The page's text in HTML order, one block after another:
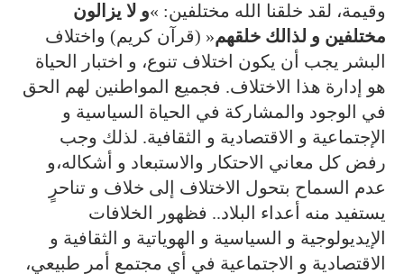
وقيمة، لقد خلقنا الله مختلفين: »و لا يزالون
مختلفين و لذالك خلقهم« (قرآن كريم) واختلاف
البشر يجب أن يكون اختلاف تنوع، و اختبار الحياة
هو إدارة هذا الاختلاف. فجميع المواطنين لهم الحق
في الوجود والمشاركة في الحياة السياسية و
الإجتماعية و الاقتصادية و الثقافية. لذلك وجب
رفض كل معاني الاحتكار والاستبعاد و أشكاله،و
عدم السماح بتحول الاختلاف إلى خلاف و تناحرٍ
يستفيد منه أعداء البلاد.. فظهور الخلافات
الإيديولوجية و السياسية و الهوياتية و الثقافية و
الاقتصادية و الاجتماعية في أي مجتمع أمر طبيعي،